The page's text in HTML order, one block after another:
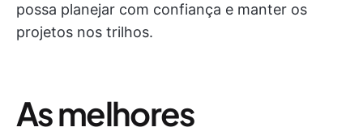
possa planejar com confiança e manter os
projetos nos trilhos.
As melhores